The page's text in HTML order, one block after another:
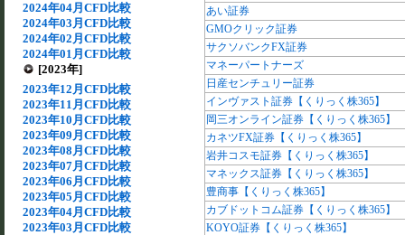
2024年04月CFD比較
2024年03月CFD比較
2024年02月CFD比較
2024年01月CFD比較
[2023年]
2023年12月CFD比較
2023年11月CFD比較
2023年10月CFD比較
2023年09月CFD比較
2023年08月CFD比較
2023年07月CFD比較
2023年06月CFD比較
2023年05月CFD比較
2023年04月CFD比較
2023年03月CFD比較
あい証券
GMOクリック証券
サクソバンクFX証券
マネーパートナーズ
日産センチュリー証券
インヴァスト証券【くりっく株365】
岡三オンライン証券【くりっく株365】
カネツFX証券【くりっく株365】
岩井コスモ証券【くりっく株365】
マネックス証券【くりっく株365】
豊商事【くりっく株365】
カブドットコム証券【くりっく株365】
KOYO証券【くりっく株365】